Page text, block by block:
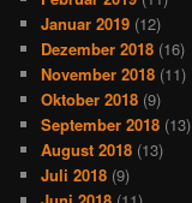
Januar 2019 (12)
Dezember 2018 (16)
November 2018 (11)
Oktober 2018 (9)
September 2018 (13)
August 2018 (13)
Juli 2018 (9)